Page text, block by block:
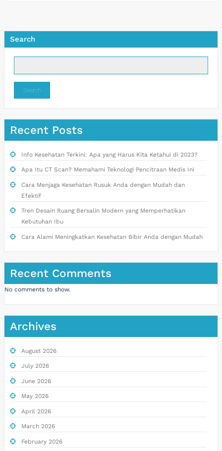
Search
Search
Recent Posts
Info Kesehatan Terkini: Apa yang Harus Kita Ketahui di 2023?
Apa Itu CT Scan? Memahami Teknologi Pencitraan Medis Ini
Cara Menjaga Kesehatan Rusuk Anda dengan Mudah dan
Efektif
Tren Desain Ruang Bersalin Modern yang Memperhatikan
Kebutuhan Ibu
Cara Alami Meningkatkan Kesehatan Bibir Anda dengan Mudah
Recent Comments
No comments to show.
Archives
August 2026
July 2026
June 2026
May 2026
April 2026
March 2026
February 2026